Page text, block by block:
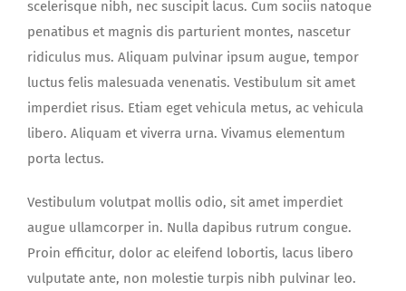
scelerisque nibh, nec suscipit lacus. Cum sociis natoque
penatibus et magnis dis parturient montes, nascetur
ridiculus mus. Aliquam pulvinar ipsum augue, tempor
luctus felis malesuada venenatis. Vestibulum sit amet
imperdiet risus. Etiam eget vehicula metus, ac vehicula
libero. Aliquam et viverra urna. Vivamus elementum
porta lectus.
Vestibulum volutpat mollis odio, sit amet imperdiet
augue ullamcorper in. Nulla dapibus rutrum congue.
Proin efficitur, dolor ac eleifend lobortis, lacus libero
vulputate ante, non molestie turpis nibh pulvinar leo.